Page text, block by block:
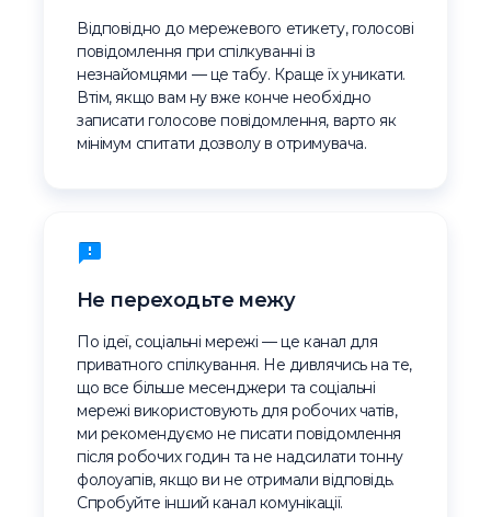
Відповідно до мережевого етикету, голосові
повідомлення при спілкуванні із
незнайомцями — це табу. Краще їх уникати.
Втім, якщо вам ну вже конче необхідно
записати голосове повідомлення, варто як
мінімум спитати дозволу в отримувача.
Не переходьте межу
По ідеї, соціальні мережі — це канал для
приватного спілкування. Не дивлячись на те,
що все більше месенджери та соціальні
мережі використовують для робочих чатів,
ми рекомендуємо не писати повідомлення
після робочих годин та не надсилати тонну
фолоуапів, якщо ви не отримали відповідь.
Спробуйте інший канал комунікації.